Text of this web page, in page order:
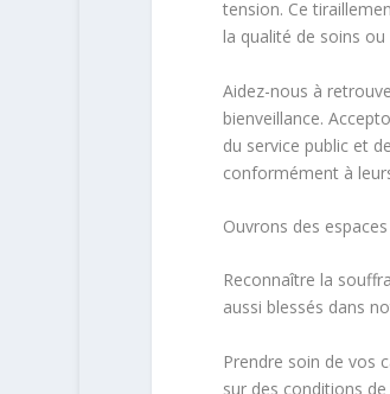
tension. Ce
la qualité de soins ou
Aidez-nous à
bienveillance.
du service public et
conformément à
Ouvrons des
Reconnaître la
aussi blessés dans
Prendre soin de vos
sur des conditions